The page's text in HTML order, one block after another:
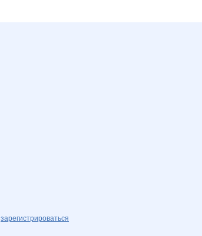
зарегистрироваться